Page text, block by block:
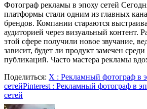
Фотограф рекламы в эпоху сетей
платформы стали одним из главных
брендов. Компании стараются
аудиторией через визуальный контент.
этой сфере получили новое звучание,
зависит, будет ли продукт замечен
публикаций. Часто мастера рекламы
Поделиться: X : Рекламный фотограф в
сетейPinterest : Рекламный фотограф в
сетей